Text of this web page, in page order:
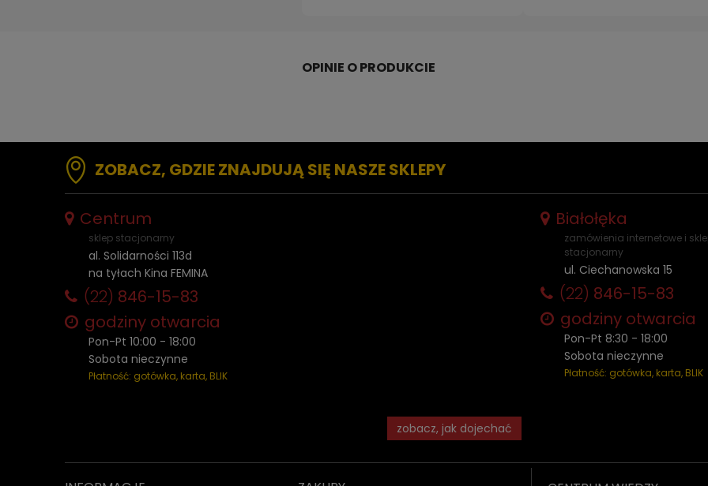
ZOBACZ, GDZIE ZNAJDUJĄ SIĘ NASZE SKLEPY
Centrum
sklep stacjonarny
al. Solidarności 113d
na tyłach Kina FEMINA
(22) 846-15-83
godziny otwarcia
Pon-Pt 10:00 - 18:00
Sobota nieczynne
Płatność: gotówka, karta, BLIK
zobacz, jak dojechać
Białołęka
zamówienia internetowe i
stacjonarny
ul. Ciechanowska 15
(22) 846-15-83
godziny otwarcia
Pon-Pt 8:30 - 18:00
Sobota nieczynne
Płatność: gotówka, karta, BLIK